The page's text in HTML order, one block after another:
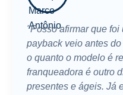
"Posso afirmar que
payback veio antes
o quanto o modelo é
franqueadora é outro
presentes e ágeis. Já